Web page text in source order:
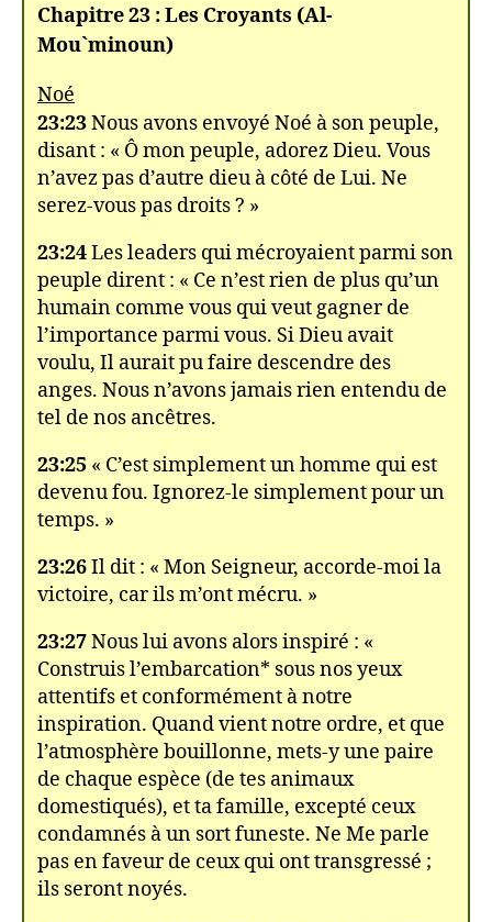
Chapitre 23 : Les Croyants (Al-
Mou`minoun)
Noé
23:23Nous avons envoyé Noé à son peuple,
disant : « Ô mon peuple, adorez Dieu. Vous
n’avez pas d’autre dieu à côté de Lui. Ne
serez-vous pas droits ? »
23:24Les leaders qui mécroyaient parmi son
peuple dirent : « Ce n’est rien de plus qu’un
humain comme vous qui veut gagner de
l’importance parmi vous. Si Dieu avait
voulu, Il aurait pu faire descendre des
anges. Nous n’avons jamais rien entendu de
tel de nos ancêtres.
23:25 « C’est simplement un homme qui est
devenu fou. Ignorez-le simplement pour un
temps. »
23:26Il dit : « Mon Seigneur, accorde-moi la
victoire, car ils m’ont mécru. »
23:27Nous lui avons alors inspiré : «
Construis l’embarcation* sous nos yeux
attentifs et conformément à notre
inspiration. Quand vient notre ordre, et que
l’atmosphère bouillonne, mets-y une paire
de chaque espèce (de tes animaux
domestiqués), et ta famille, excepté ceux
condamnés à un sort funeste. Ne Me parle
pas en faveur de ceux qui ont transgressé ;
ils seront noyés.